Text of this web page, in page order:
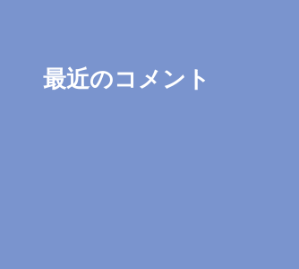
最近のコメント